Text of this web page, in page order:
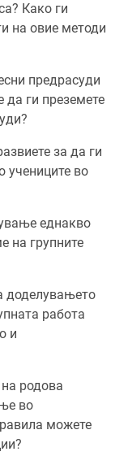
Како ги
на овие методи
предрасуди
да ги преземете
за да ги
учениците во
еднакво
на групните
доделувањето
работа
и
родова
во
можете